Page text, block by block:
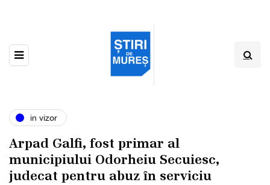
in vizor
Arpad Galfi, fost primar al
municipiului Odorheiu Secuiesc,
judecat pentru abuz în serviciu